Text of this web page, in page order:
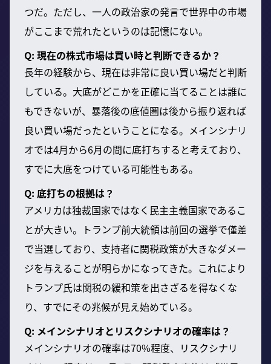
つだ。ただし、一人の政治家の発言で世界中の市場
がここまで荒れたというのは記憶にない。
Q: 現在の株式市場は買い時と判断できるか？
長年の経験から、現在は非常に良い買い場だと判断
している。大底がどこかを正確に当てることは誰に
もできないが、暴落後の底値圏は後から振り返れば
良い買い場だったということになる。メインシナリ
オでは4月から6月の間に底打ちすると考えており、
すでに大底をつけている可能性もある。
Q: 底打ちの根拠は？
アメリカは独裁国家ではなく民主主義国家であるこ
とが大きい。トランプ前大統領は前回の選挙で僅差
で当選しており、支持者に関税政策が大きなダメー
ジを与えることが明らかになってきた。これにより
トランプ氏は関税の緩和策を出さざるを得なくな
り、すでにその兆候が見え始めている。
Q: メインシナリオとリスクシナリオの確率は？
メインシナリオの確率は70%程度、リスクシナリ